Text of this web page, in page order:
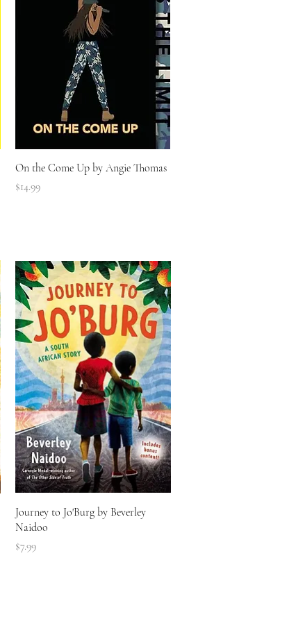
त्वरित दृश्य
On the Come Up by Angie Thomas
मूल्य
$14.99
त्वरित दृश्य
Journey to Jo'Burg by Beverley
Naidoo
मूल्य
$7.99